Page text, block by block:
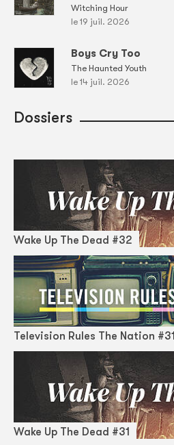
Witching Hour
le 19 juil. 2026
Boys Cry Too
The Haunted Youth
le 14 juil. 2026
Dossiers
Wake Up The Dead #32
Television Rules The Nation #31
Wake Up The Dead #31